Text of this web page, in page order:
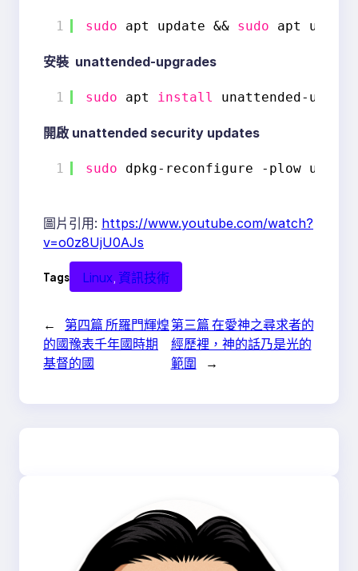
1 sudo apt update && sudo apt
安裝 unattended-upgrades
1 sudo apt install unattended-
開啟 unattended security updates
1 sudo dpkg-reconfigure -plow
圖片引用: https://www.youtube.com/watch?
v=o0z8UjU0AJs
Tags Linux, 資訊技術
←
第四篇 所羅門輝煌
的國豫表千年國時期
基督的國
第三篇 在愛神之尋求者的
經歷裡，神的話乃是光的
範圍
→